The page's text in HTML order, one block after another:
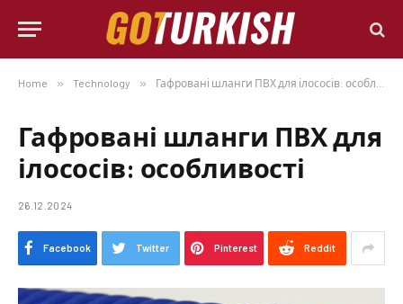
Home » Technology » Гафровані шланги ПВХ для ілососів: особливості
Гафровані шланги ПВХ для
ілососів: особливості
26.12.2024
Facebook Twitter Pinterest Reddit